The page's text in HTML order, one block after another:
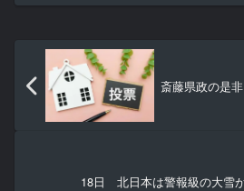
斎藤県政の是非
18日 北日本は警報級の大雪